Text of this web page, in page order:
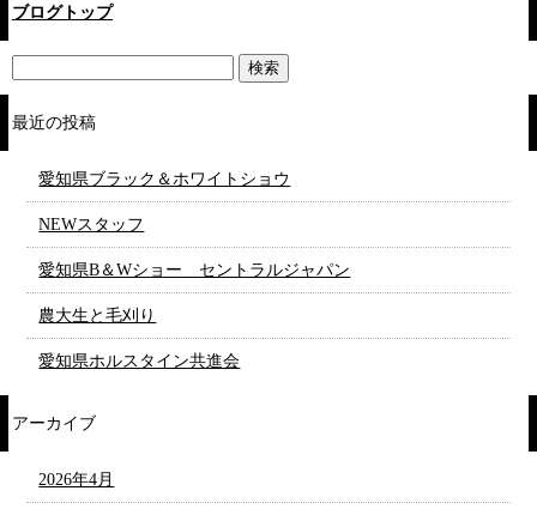
ブログトップ
最近の投稿
愛知県ブラック＆ホワイトショウ
NEWスタッフ
愛知県B＆Wショー セントラルジャパン
農大生と毛刈り
愛知県ホルスタイン共進会
アーカイブ
2026年4月